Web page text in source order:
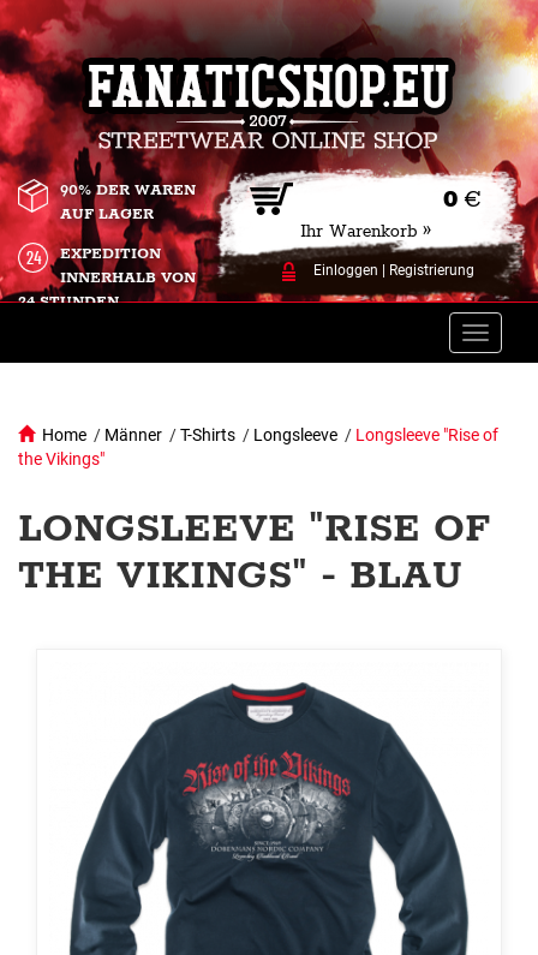
0 €
Ihr Warenkorb »
Einloggen Registrierung
90% DER WAREN
AUF LAGER
EXPEDITION
INNERHALB VON
24 STUNDEN.
Toggle
Home / Männer /T-Shirts / Longsleeve / Longsleeve "Rise of
the Vikings"
LONGSLEEVE "RISE OF
THE VIKINGS" - BLAU